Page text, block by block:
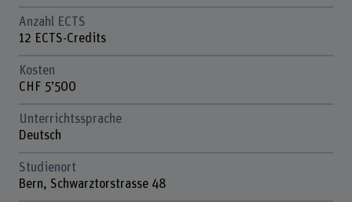
Anzahl ECTS
12 ECTS-Credits
Kosten
CHF 5’500
Unterrichtssprache
Deutsch
Studienort
Bern, Schwarztorstrasse 48